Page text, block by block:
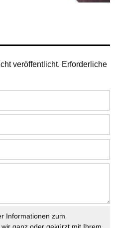
veröffentlicht. Erforderliche
Informationen zum